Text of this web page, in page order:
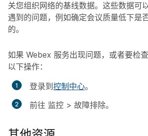
关您组织网络的基线数据。这些数据可
遇到的问题，例如确定会议质量低下是
的。
如果 Webex 服务出现问题，或者要检
以下操作：
登录到 控制中心。
前往 监控 > 故障排除。